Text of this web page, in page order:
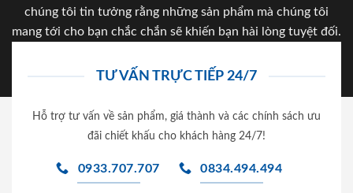
chúng tôi tin tưởng rằng những sản phẩm mà chúng tôi
mang tới cho bạn chắc chắn sẽ khiến bạn hài lòng tuyệt đối.
TƯ VẤN TRỰC TIẾP 24/7
Hỗ trợ tư vấn về sản phẩm, giá thành và các chính sách ưu
đãi chiết khấu cho khách hàng 24/7!
0933.707.707 0834.494.494